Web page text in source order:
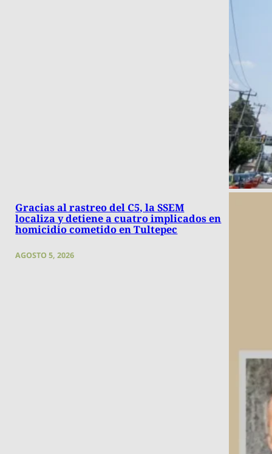
Gracias al rastreo del C5, la SSEM
localiza y detiene a cuatro implicados en
homicidio cometido en Tultepec
AGOSTO 5, 2026